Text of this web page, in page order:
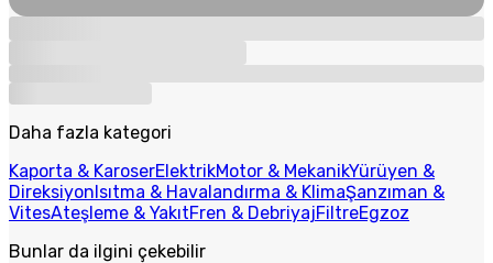
Daha fazla kategori
Kaporta & KaroserElektrikMotor & MekanikYürüyen &
DireksiyonIsıtma & Havalandırma & KlimaŞanzıman &
VitesAteşleme & YakıtFren & DebriyajFiltreEgzoz
Bunlar da ilgini çekebilir